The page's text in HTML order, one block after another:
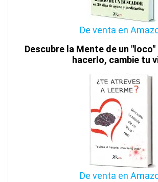
De venta en
Descubre la Mente de un "loco"
hacerlo, cambie tu
De venta en